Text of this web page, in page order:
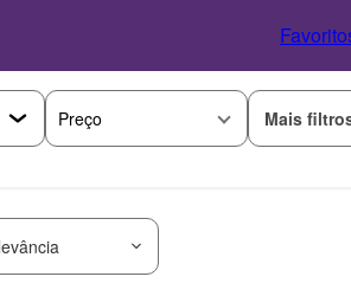
Preço Mais